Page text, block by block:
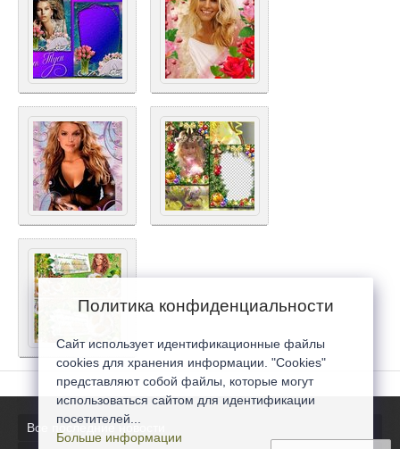
Все последние новости
Политика конфиденциальности
Сайт использует идентификационные файлы
cookies для хранения информации. "Cookies"
представляют собой файлы, которые могут
использоваться сайтом для идентификации
посетителей...
Больше информации